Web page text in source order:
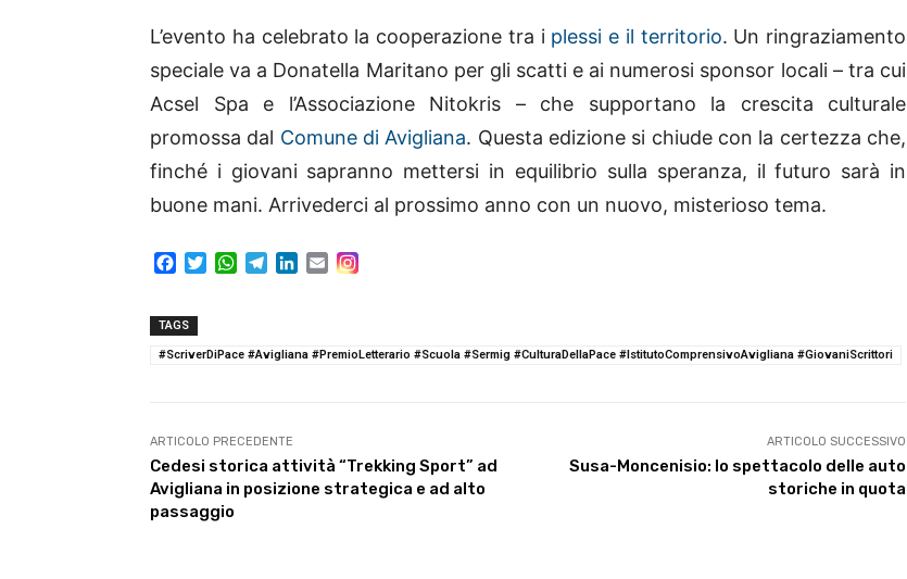
L’evento ha celebrato la cooperazione tra i plessi e il territorio. Un ringraziamento
speciale va a Donatella Maritano per gli scatti e ai numerosi sponsor locali – tra cui
Acsel Spa e l’Associazione Nitokris – che supportano la crescita culturale
promossa dal Comune di Avigliana. Questa edizione si chiude con la certezza che,
finché i giovani sapranno mettersi in equilibrio sulla speranza, il futuro sarà in
buone mani. Arrivederci al prossimo anno con un nuovo, misterioso tema.
e
b
t
W
s
g
e
E
l
TAGS
#ScriverDiPace #Avigliana #PremioLetterario #Scuola #Sermig #CulturaDellaPace #IstitutoComprensivoAvigliana #GiovaniScrittori
ARTICOLO PRECEDENTE
Cedesi storica attività “Trekking Sport” ad
Avigliana in posizione strategica e ad alto
passaggio
ARTICOLO SUCCESSIVO
Susa-Moncenisio: lo spettacolo delle auto
storiche in quota